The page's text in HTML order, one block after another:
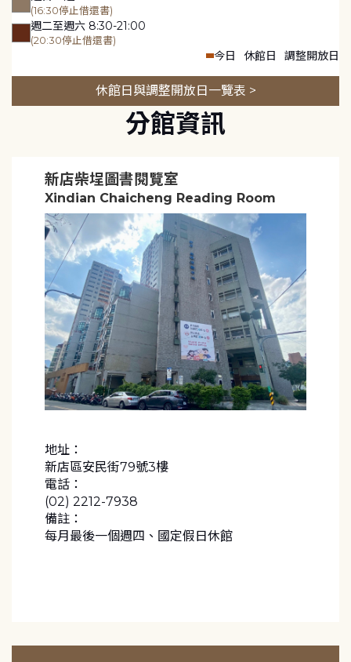
(16:30停止借還書)
週二至週六 8:30-21:00
(20:30停止借還書)
今日 休館日 調整開放日
休館日與調整開放日一覽表 >
分館資訊
新店柴埕圖書閱覽室
Xindian Chaicheng Reading Room
地址：
新店區安民街79號3樓
電話：
(02) 2212-7938
備註：
每月最後一個週四、國定假日休館